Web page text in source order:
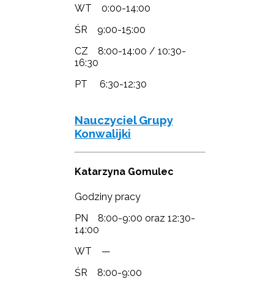
WT 0:00-14:00
ŚR 9:00-15:00
CZ 8:00-14:00 / 10:30-
16:30
PT 6:30-12:30
Nauczyciel Grupy
Konwalijki
Katarzyna Gomulec
Godziny pracy
PN 8:00-9:00 oraz 12:30-
14:00
WT —
ŚR 8:00-9:00